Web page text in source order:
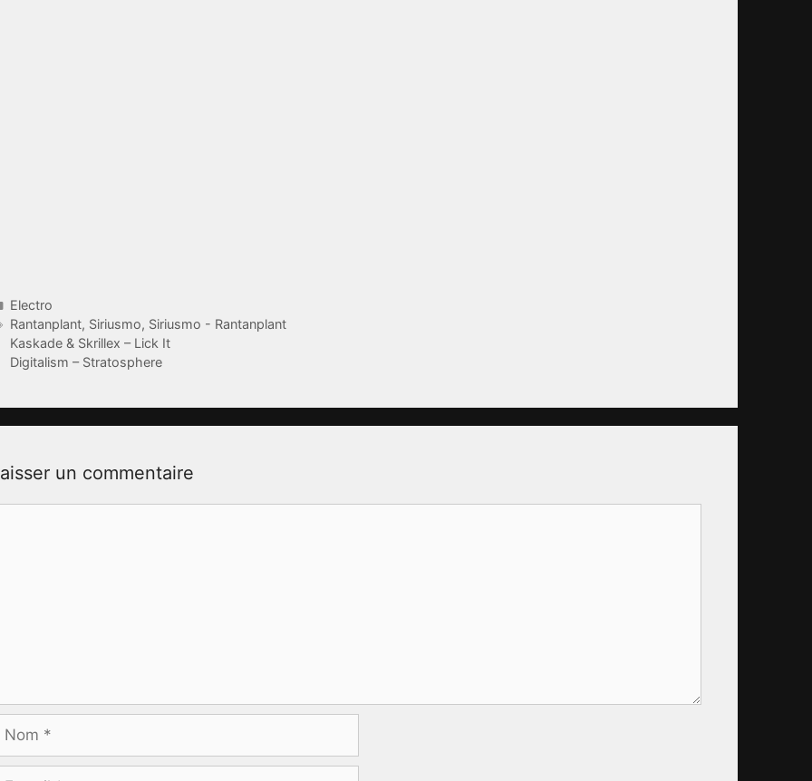
Catégories
Electro
Étiquettes
Rantanplant, Siriusmo, Siriusmo - Rantanplant
Kaskade & Skrillex – Lick It
Digitalism – Stratosphere
un commentaire